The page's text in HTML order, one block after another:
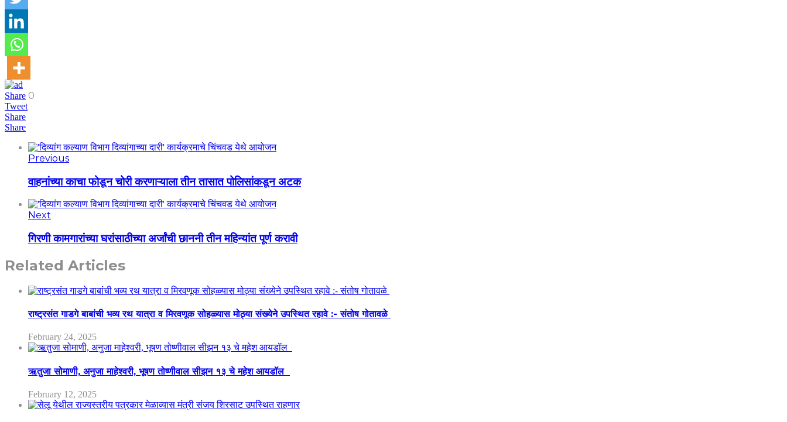
Share 0
Tweet
Share
Share
Previous
वाहनांच्या काचा फोडून चोरी करणाऱ्याला तीन तासात पोलिसांकडून अटक
Next
गिरणी कामगारांच्या घरांसाठीच्या अर्जांची छाननी तीन महिन्यांत पूर्ण करावी
Related Articles
राष्ट्रसंत गाडगे बाबांची भव्य रथ यात्रा व मिरवणूक सोहळ्यास मोठ्या संख्येने उपस्थित रहावे :- संतोष गोतावळे
February 24, 2025
ऋतुजा सोमाणी, अनुजा माहेश्वरी, भूषण तोष्णीवाल सीझन १३ चे महेश आयडॉल
February 12, 2025